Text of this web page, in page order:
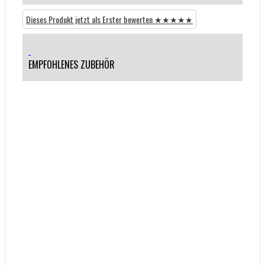
Dieses Produkt jetzt als Erster bewerten ★★★★★
EMPFOHLENES ZUBEHÖR